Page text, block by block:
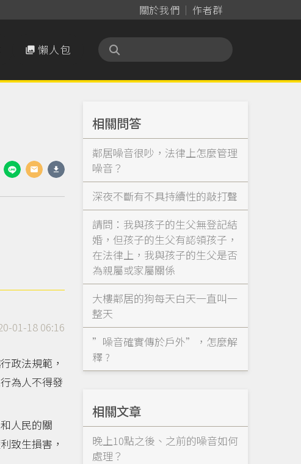
關於我們 作者群
 懶人包
01-18 06:16
政法規範，
為人不得發
人民的關
致生損害，
相關問答
鄰居噪音很吵，法律上怎麼管理
噪音？
深夜不斷有不具持續性的敲打聲
請問：我與孩子的生父無登記結
婚，但孩子的生父有認領孩子，
在法律上，我與孩子的生父是否
為親屬或家屬關係
大樓鄰居的狗每天白天一直叫一
整天
”噪音確實傳於戶外”，怎麼解
釋 ?
相關文章
晚上10點之後、之前的噪音如何
處理？